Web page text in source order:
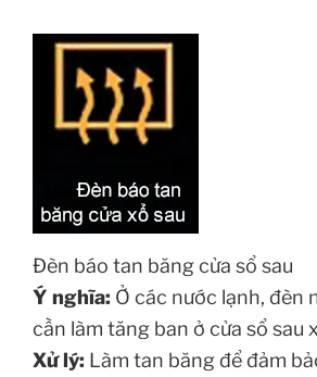
Đèn báo tan băng cửa sổ sau
Ý nghĩa: Ở các nước lạnh, đèn
cần làm tăng ban ở cửa sổ sau
Xử lý: Làm tan băng để đảm